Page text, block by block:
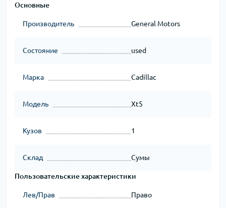
Основные
Производитель General Motors
Состояние used
Марка Cadillac
Модель Xt5
Кузов 1
Склад Сумы
Пользовательские характеристики
Лев/Прав Право